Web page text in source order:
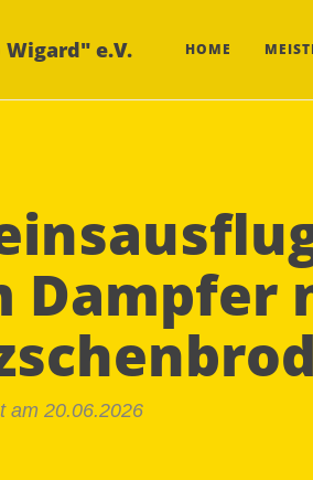
e.V. HOME
Dampfer
am 20.06.2026